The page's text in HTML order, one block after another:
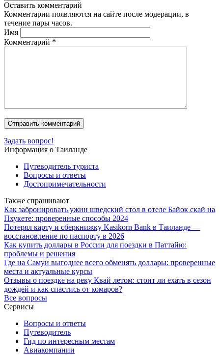
Оставить комментарий
Комментарии появляются на сайте после модерации, в
течение пары часов.
Имя
Комментарий *
Задать вопрос!
Информация о Таиланде
Путеводитель туриста
Вопросы и ответы
Достопримечательности
Также спрашивают
Как забронировать ужин шведский стол в отеле Байок скай на
Пхукете: проверенные способы 2024
Потерял карту и сберкнижку Kasikorn Bank в Таиланде —
восстановление по паспорту в 2026
Как купить доллары в России для поездки в Паттайю:
проблемы и решения
Где на Самуи выгоднее всего обменять доллары: проверенные
места и актуальные курсы
Отзывы о поездке на реку Квай летом: стоит ли ехать в сезон
дождей и как спастись от комаров?
Все вопросы
Сервисы
Вопросы и ответы
Путеводитель
Гид по интересным местам
Авиакомпании